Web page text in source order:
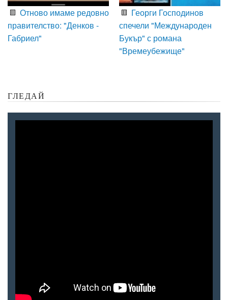
Отново имаме редовно
правителство: "Денков -
Габриел"
Георги Господинов
спечели "Международен
Букър" с романа
"Времеубежище"
ГЛЕДАЙ